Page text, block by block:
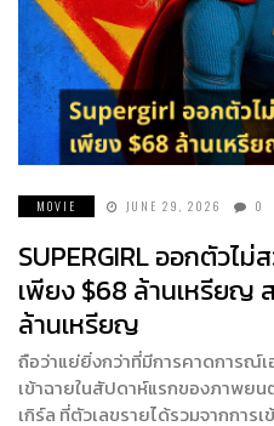
MOVIE JUNE 29, 2026 0
SUPERGIRL ออกตัวไม่
เพียง $68 ล้านเหรียญ
ล้านเหรียญ
ถือว่าแย่ยิ่งกว่าที่มีการคาดการณ์เ
เข้าฉายในสัปดาห์แรกของภาพย
เกิร์ล ที่ตัวเลขรายได้รวมจากการ